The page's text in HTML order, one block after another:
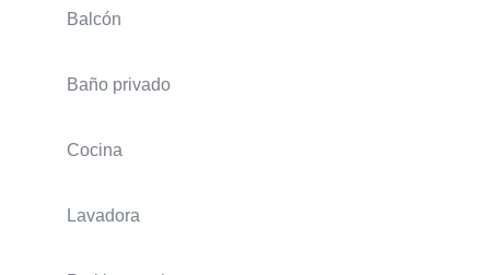
Balcón
Baño privado
Cocina
Lavadora